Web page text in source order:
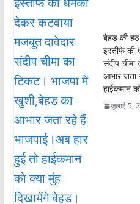
बेहड की हठ
इस्तीफे की
संदीप
आभार जता
हाईकमान
जुलाई 5,